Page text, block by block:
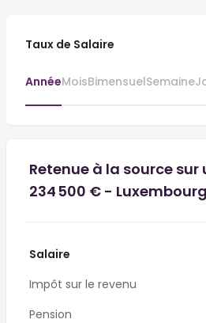
Taux de Salaire
AnnéeMoisBimensuelSemaine
Retenue à la source sur
234 500 € - Luxembourg
Salaire
Impôt sur le revenu
Pension